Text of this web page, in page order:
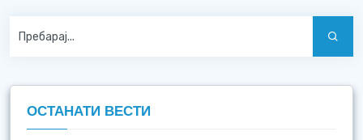
ОСТАНАТИ ВЕСТИ